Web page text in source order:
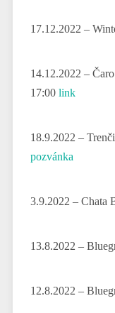
17.12.2022 –
14.12.2022 –
17:00 link
18.9.2022 –
pozvánka
3.9.2022 – Chata
13.8.2022 –
12.8.2022 –